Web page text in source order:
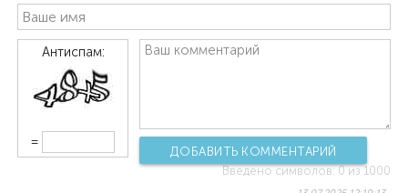
Антиспам:
=
ДОБАВИТЬ КОММЕНТАРИЙ
Введено символов:0из 1000